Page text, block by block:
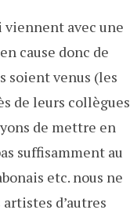
viennent avec une
cause donc de
soient venus (les
de leurs collègues
de mettre en
suffisamment au
etc. nous ne
d’autres